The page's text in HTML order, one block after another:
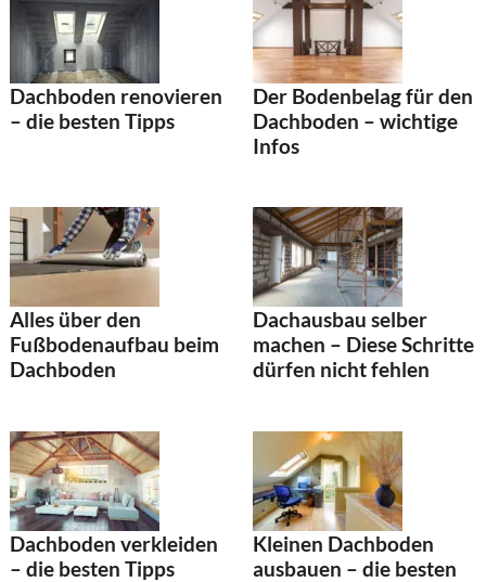
Dachboden renovieren
– die besten Tipps
Der Bodenbelag für den
Dachboden – wichtige
Infos
Alles über den
Fußbodenaufbau beim
Dachboden
Dachausbau selber
machen – Diese Schritte
dürfen nicht fehlen
Dachboden verkleiden
– die besten Tipps
Kleinen Dachboden
ausbauen – die besten